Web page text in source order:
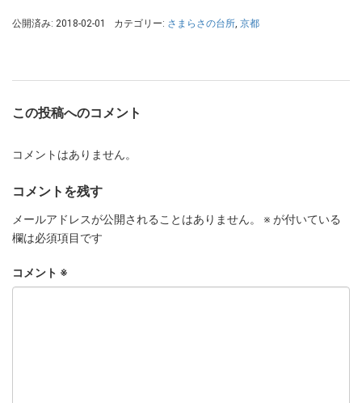
公開済み: 2018-02-01 カテゴリー: さまらさの台所, 京都
この投稿へのコメント
コメントはありません。
コメントを残す
メールアドレスが公開されることはありません。 ※ が付いている
欄は必須項目です
コメント ※